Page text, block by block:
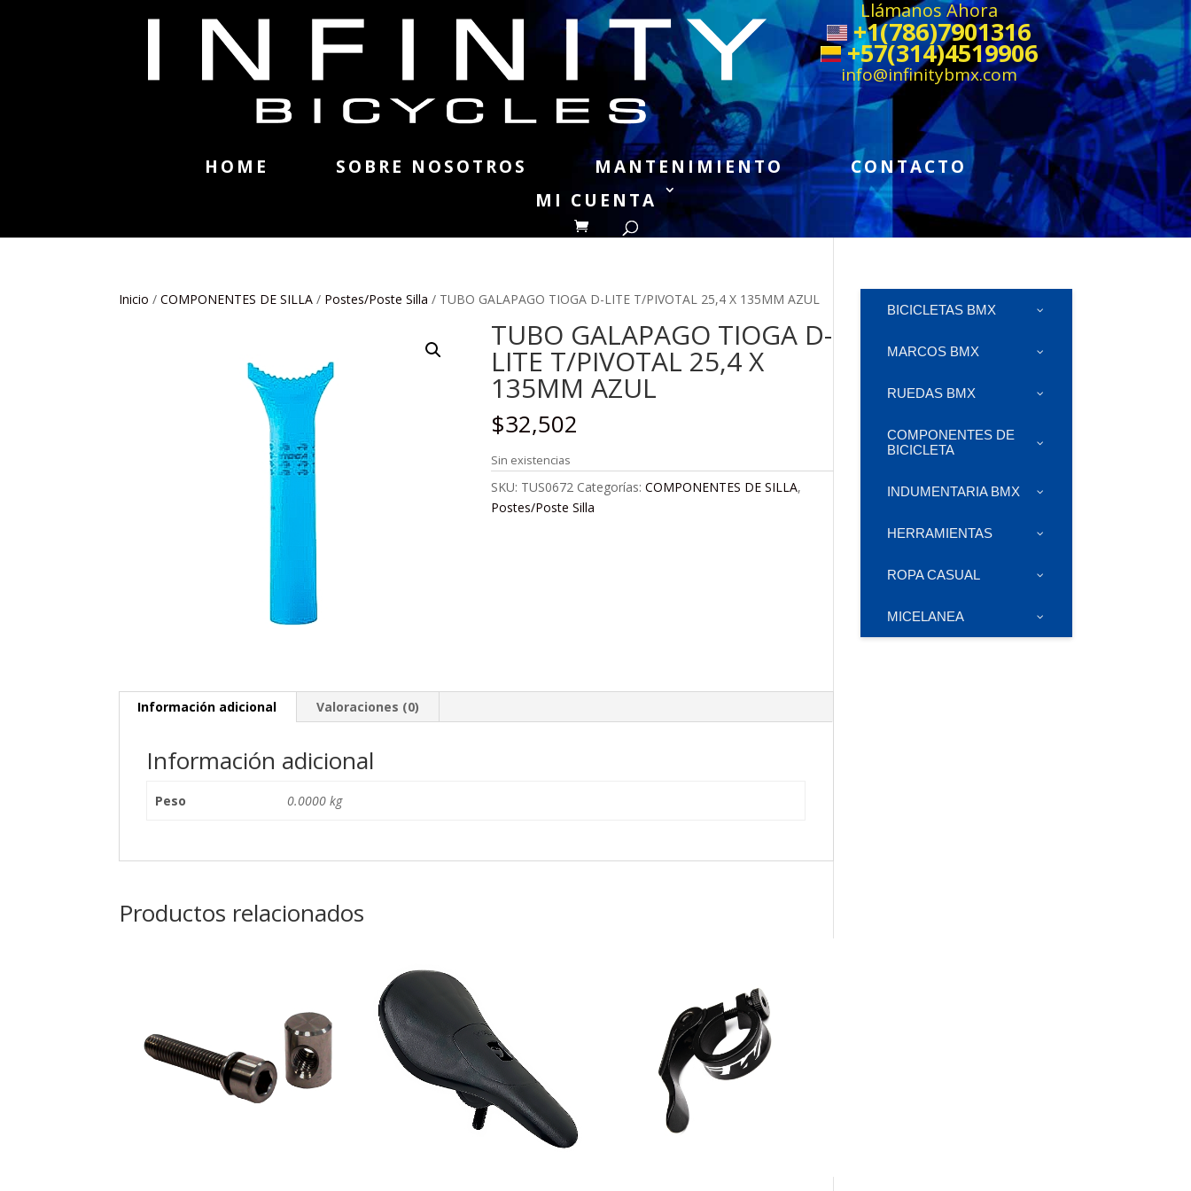
Llámanos Ahora
+1(786)7901316
+57(314)4519906
info@infinitybmx.com
HOME SOBRE NOSOTROS MANTENIMIENTO
CONTACTO
MI CUENTA
Inicio /COMPONENTES DE SILLA / Postes/Poste Silla / TUBO GALAPAGO TIOGA D-LITE T/PIVOTAL 25,4 X 135MM AZUL
TUBO GALAPAGO TIOGA D-
LITE T/PIVOTAL 25,4 X
135MM AZUL
$32,502
Sin existencias
SKU: TUS0672 Categorías: COMPONENTES DE SILLA,
Postes/Poste Silla
Información adicional Valoraciones (0)
Información adicional
Peso 0.0000 kg
Productos relacionados
BICICLETAS BMX
MARCOS BMX
RUEDAS BMX
COMPONENTES DE
BICICLETA
INDUMENTARIA BMX
HERRAMIENTAS
ROPA CASUAL
MICELANEA